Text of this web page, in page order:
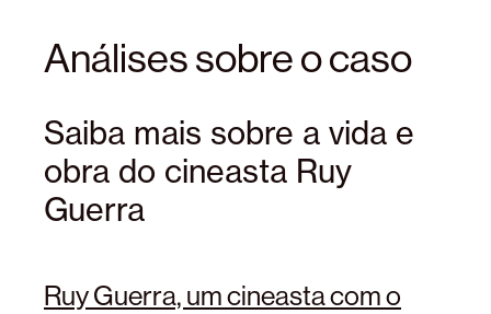
Análises sobre o caso
Saiba mais sobre a vida e
obra do cineasta Ruy
Guerra
Ruy Guerra, um cineasta com o